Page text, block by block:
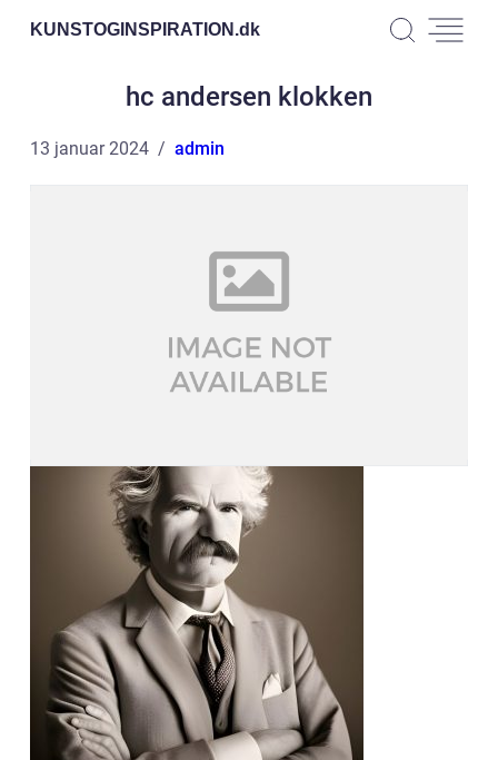
KUNSTOGINSPIRATION.dk
hc andersen klokken
13 januar 2024 admin